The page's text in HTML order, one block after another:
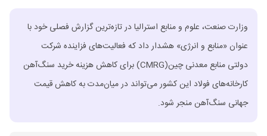
وزارت صنعت، علوم و منابع استرالیا در تازه‌ترین گزارش فصلی خود با
عنوان «منابع و انرژی» هشدار داد که فعالیت‌های فزاینده شرکت
دولتی منابع معدنی چین(CMRG) برای کاهش هزینه خرید سنگ‌آهن
کارخانه‌های فولاد این کشور می‌تواند در میان‌مدت به کاهش قیمت
جهانی سنگ‌آهن منجر شود.